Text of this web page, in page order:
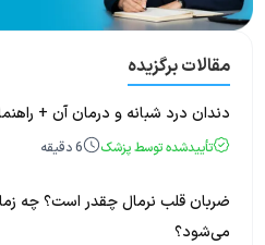
مقالات برگزیده
دندان درد شبانه و درمان آن +
تأییدشده توسط پزشک 6دقیقه
ضربان قلب نرمال چقدر است؟ چه
می‌شود؟